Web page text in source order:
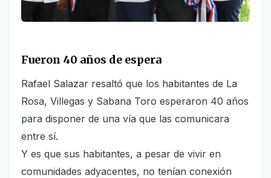
Fueron 40 años de espera
Rafael Salazar resaltó que los habitantes de La
Rosa, Villegas y Sabana Toro esperaron 40 años
para disponer de una vía que las comunicara
entre sí.
Y es que sus habitantes, a pesar de vivir en
comunidades adyacentes, no tenían conexión